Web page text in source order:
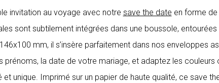
invitation au voyage avec notre save the date en forme
sont subtilement intégrées dans une boussole,
mm, il s’insère parfaitement dans nos
prénoms, la date de votre mariage, et adaptez les
unique. Imprimé sur un papier de haute qualité, ce save